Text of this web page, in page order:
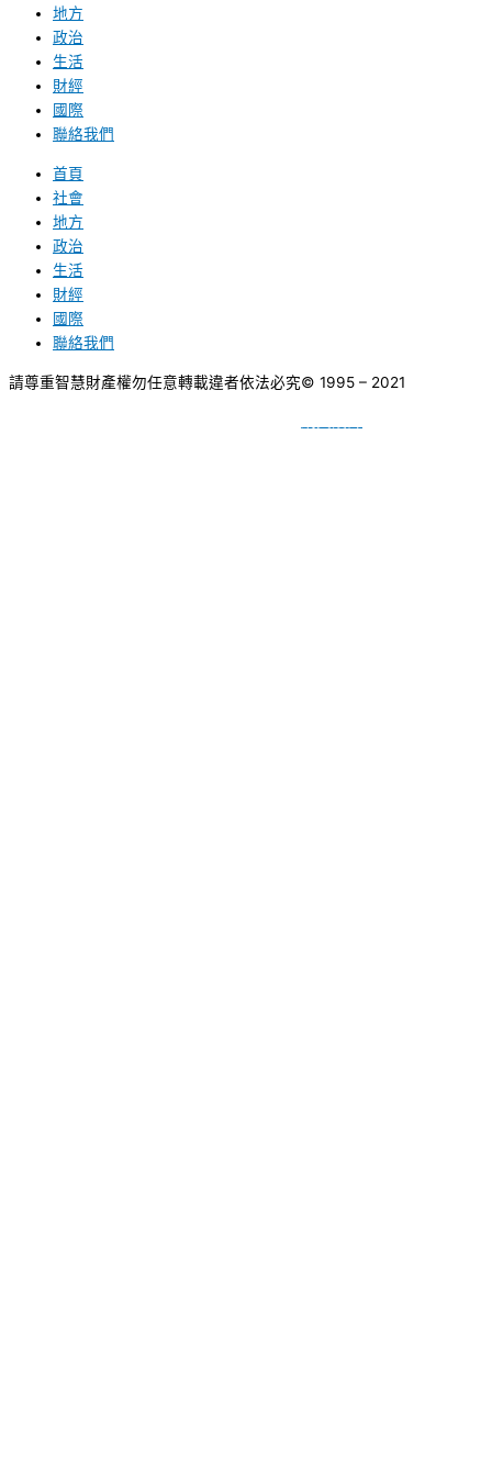
地方
政治
生活
財經
國際
聯絡我們
首頁
社會
地方
政治
生活
財經
國際
聯絡我們
請尊重智慧財產權勿任意轉載違者依法必究© 1995 – 2021